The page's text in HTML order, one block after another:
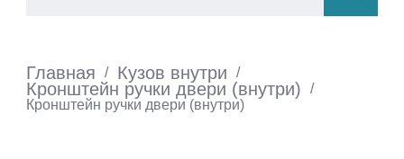
Главная / Кузов внутри /
Кронштейн ручки двери (внутри)
/
Кронштейн ручки двери (внутри)